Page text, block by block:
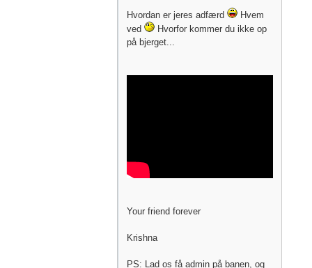
Hvordan er jeres adfærd
Hvem
ved
Hvorfor kommer du ikke op
på bjerget...
Your friend forever
Krishna
PS: Lad os få admin på banen, og